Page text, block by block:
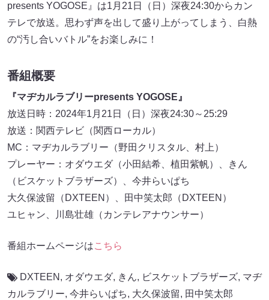
presents YOGOSE』は1月21日（日）深夜24:30からカン
テレで放送。思わず声を出して盛り上がってしまう、白熱
の“汚し合いバトル”をお楽しみに！
番組概要
『マヂカルラブリーpresents YOGOSE』
放送日時：2024年1月21日（日）深夜24:30～25:29
放送：関西テレビ（関西ローカル）
MC：マヂカルラブリー（野田クリスタル、村上）
プレーヤー：オダウエダ（小田結希、植田紫帆）、きん
（ビスケットブラザーズ）、今井らいぱち
大久保波留（DXTEEN）、田中笑太郎（DXTEEN）
ユヒャン、川島壮雄（カンテレアナウンサー）
番組ホームページはこちら
DXTEEN , オダウエダ, きん, ビスケットブラザーズ, マヂ
カルラブリー, 今井らいぱち, 大久保波留, 田中笑太郎